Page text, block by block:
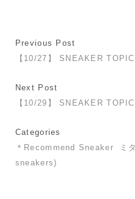
Previous Post
【10/27】 SNEAKER
Next Post
【10/29】 SNEAKER
Categories
＊Recommend Sneaker
ミ
sneakers)